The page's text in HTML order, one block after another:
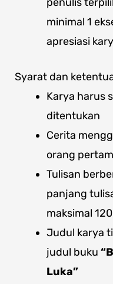
minimal 1
apresiasi
Syarat dan
Karya harus
ditentukan
Cerita
orang
Tulisan
panjang
maksimal
Judul karya
judul buku
Luka”